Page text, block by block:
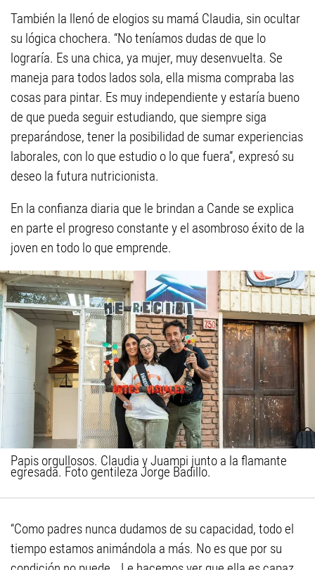
También la llenó de elogios su mamá Claudia, sin ocultar
su lógica chochera. “No teníamos dudas de que lo
lograría. Es una chica, ya mujer, muy desenvuelta. Se
maneja para todos lados sola, ella misma compraba las
cosas para pintar. Es muy independiente y estaría bueno
de que pueda seguir estudiando, que siempre siga
preparándose, tener la posibilidad de sumar experiencias
laborales, con lo que estudio o lo que fuera”, expresó su
deseo la futura nutricionista.
En la confianza diaria que le brindan a Cande se explica
en parte el progreso constante y el asombroso éxito de la
joven en todo lo que emprende.
Papis orgullosos. Claudia y Juampi junto a la flamante
egresada. Foto gentileza Jorge Badillo.
“Como padres nunca dudamos de su capacidad, todo el
tiempo estamos animándola a más. No es que por su